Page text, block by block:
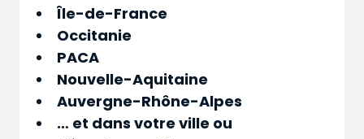
Île-de-France
Occitanie
PACA
Nouvelle-Aquitaine
Auvergne-Rhône-Alpes
… et dans votreville ou